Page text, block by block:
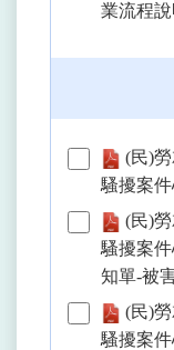
業流程
(民)
騷擾案
(民)
騷擾案
知單-被
(民)
騷擾案